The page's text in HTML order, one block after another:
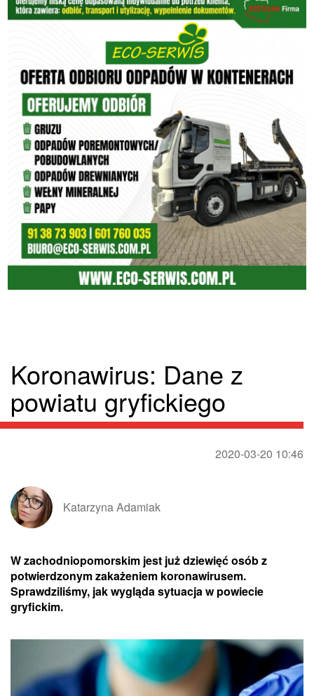
Koronawirus: Dane z
powiatu gryfickiego
2020-03-20 10:46
Katarzyna Adamiak
W zachodniopomorskim jest już dziewięć osób z
potwierdzonym zakażeniem koronawirusem.
Sprawdziliśmy, jak wygląda sytuacja w powiecie
gryfickim.